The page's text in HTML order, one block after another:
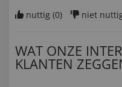
nuttig (0) niet
WAT ONZE
KLANTEN